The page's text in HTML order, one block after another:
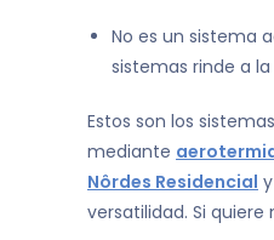
No es un sistema
sistemas rinde a
Estos son los
mediante
Nôrdes Residencial
versatilidad. Si